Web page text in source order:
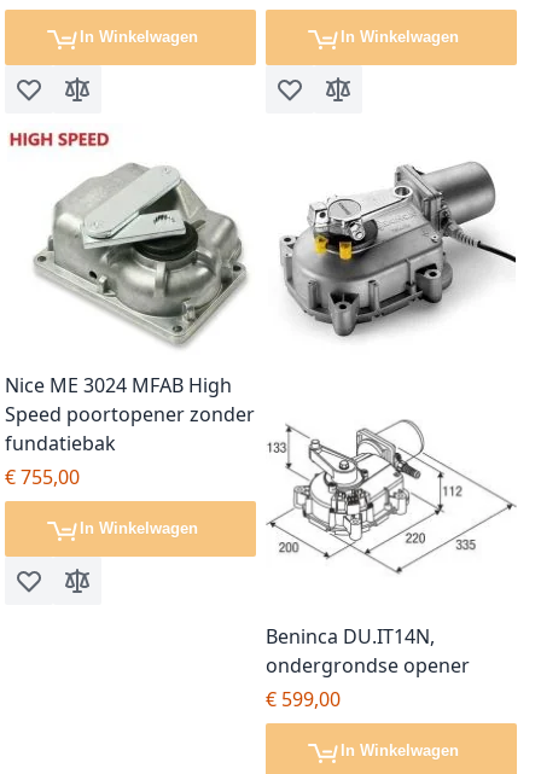
In Winkelwagen
Voeg toe aan verlanglijst
Toevoegen om te vergelijken
In Winkelwagen
Voeg toe aan verlanglijst
Toevoegen om te
Nice ME 3024 MFAB High
Speed poortopener zonder
fundatiebak
€ 755,00
In Winkelwagen
Voeg toe aan verlanglijst
Toevoegen om te vergelijken
Beninca DU.IT14N,
ondergrondse opener
€ 599,00
In Winkelwagen